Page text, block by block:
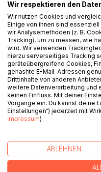
Francis Scott
short stories,
greatest
1920s. He
famous), and
despair.
Fitzgerald's
was the
"The
films of the
Fitzgerald's
Wir respektieren den
Wir nutzen Cookies und
Einige von ihnen sind
wir Analysemethoden (z. B.
Tracking), um zu messen, wie
wird. Wir verwenden
hierzu serverseitiges Tracking
geräteübergreifend Cookies,
gehashte E-Mail-Adressen
Drittinhalte von anderen
weitere Datenverarbeitung und
keinen Einfluss. Mit deiner
Vorgänge ein. Du kannst deine
Einstellungen“) jederzeit mit
Impressum)
ABLEHNEN